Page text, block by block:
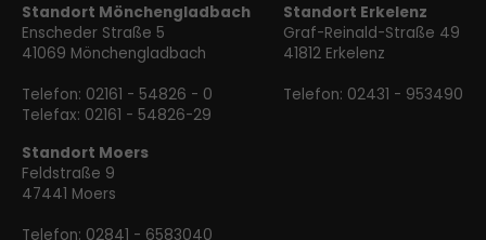
Standort Mönchengladbach
Enscheder Straße 5
41069 Mönchengladbach
Telefon: 02161 - 54826 - 0
Telefax: 02161 - 54826-29
Standort Erkelenz
Graf-Reinald-Straße 49
41812 Erkelenz
Telefon: 02431 - 953490
Standort Moers
Feldstraße 9
47441 Moers
Telefon: 02841 - 6583040